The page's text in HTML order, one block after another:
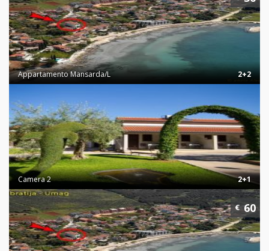
Appartamento Mansarda/L 2+2
Camera 2 2+1
€60